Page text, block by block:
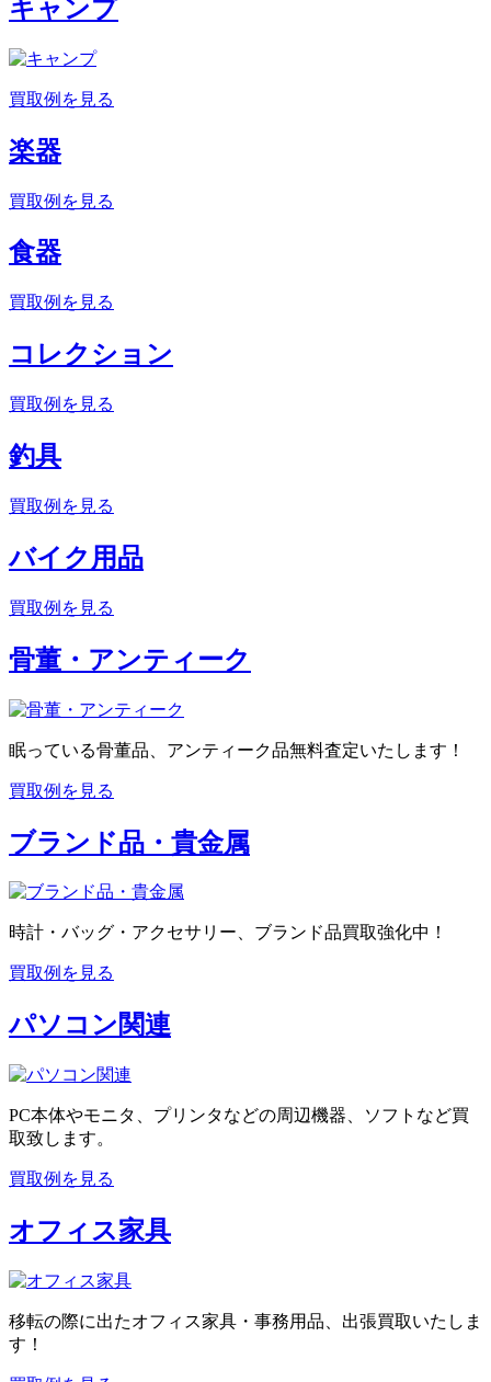
キャンプ
買取例を見る
楽器
買取例を見る
食器
買取例を見る
コレクション
買取例を見る
釣具
買取例を見る
バイク用品
買取例を見る
骨董・アンティーク
眠っている骨董品、アンティーク品無料査定いたします！
買取例を見る
ブランド品・貴金属
時計・バッグ・アクセサリー、ブランド品買取強化中！
買取例を見る
パソコン関連
PC本体やモニタ、プリンタなどの周辺機器、ソフトなど買
取致します。
買取例を見る
オフィス家具
移転の際に出たオフィス家具・事務用品、出張買取いたしま
す！